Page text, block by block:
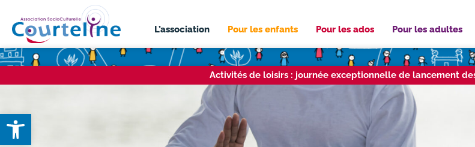
Ouvrir la barre d’outils
L’association Pour les enfants Pour les ados Pour les adultes
Activités de loisirs : journée exceptionnelle de lancement